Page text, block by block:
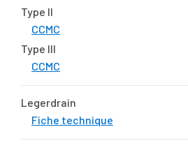
Type II
CCMC
Type III
CCMC
Legerdrain
Fiche technique